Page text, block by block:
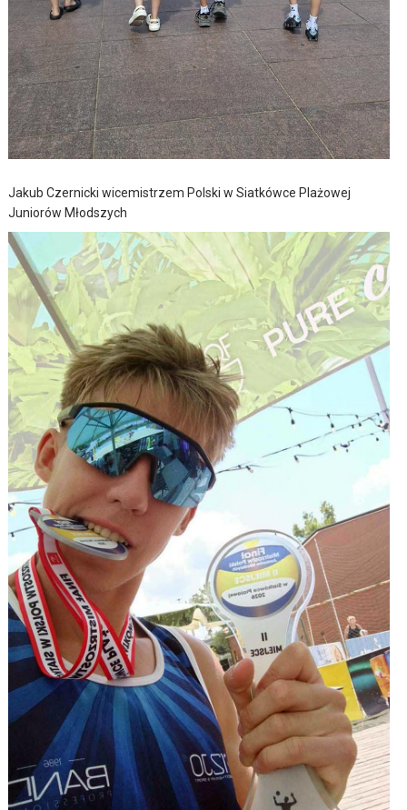
Jakub Czernicki wicemistrzem Polski w Siatkówce Plażowej
Juniorów Młodszych